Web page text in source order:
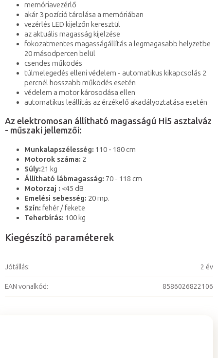
memóriavezérlő
akár 3 pozíció tárolása a memóriában
vezérlés LED kijelzőn keresztül
az aktuális magasság kijelzése
fokozatmentes magasságállítás a legmagasabb helyzetbe
20 másodpercen belül
csendes működés
túlmelegedés elleni védelem - automatikus kikapcsolás 2
percnél hosszabb működés esetén
védelem a motor károsodása ellen
automatikus leállítás az érzékelő akadályoztatása esetén
Az elektromosan állítható magasságú Hi5 asztalváz
- műszaki jellemzői:
Munkalapszélesség: 110 - 180 cm
Motorok száma: 2
Súly:21 kg
Állítható lábmagasság: 70 - 118 cm
Motorzaj : <45 dB
Emelési sebesség: 20 mp.
Szín: fehér / fekete
Teherbírás: 100 kg
Kiegészítő paraméterek
Jótállás: 2 év
EAN vonalkód: 8586026822106